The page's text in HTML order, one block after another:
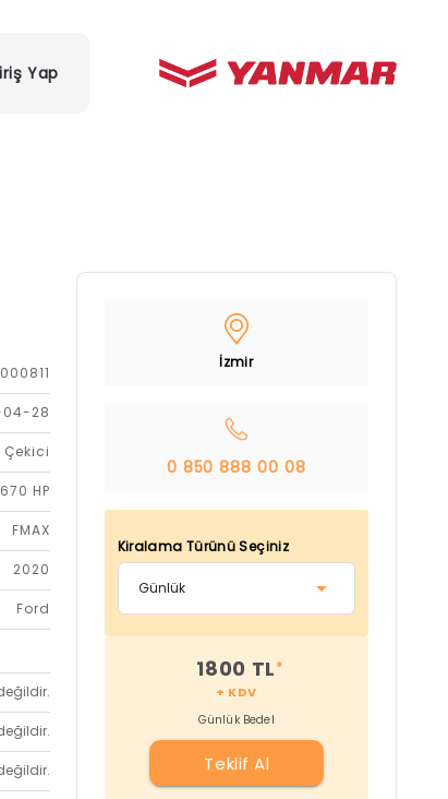
Yap
04-28
Çekici
670 HP
FMAX
2020
Ford
İzmir
0 850 888 00 08
Kiralama Türünü Seçiniz
1800 TL*
+ KDV
Günlük Bedel
Teklif Al